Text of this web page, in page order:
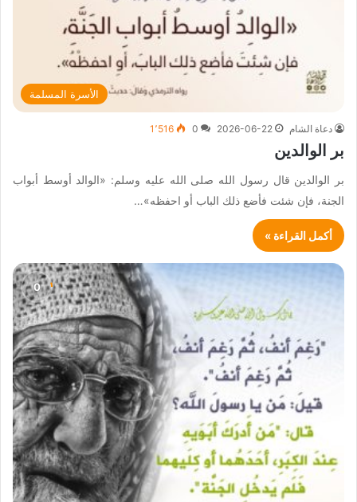
الأسرة المسلمة
دعاة الشام 2026-06-22
0 1٬516
بر الوالدين
بر الوالدين قال رسول الله صلى الله عليه وسلم: «الوالد أوسط أبواب
الجنة، فإن شئت فأضع ذلك الباب أو احفظه»…
أكمل القراءة »